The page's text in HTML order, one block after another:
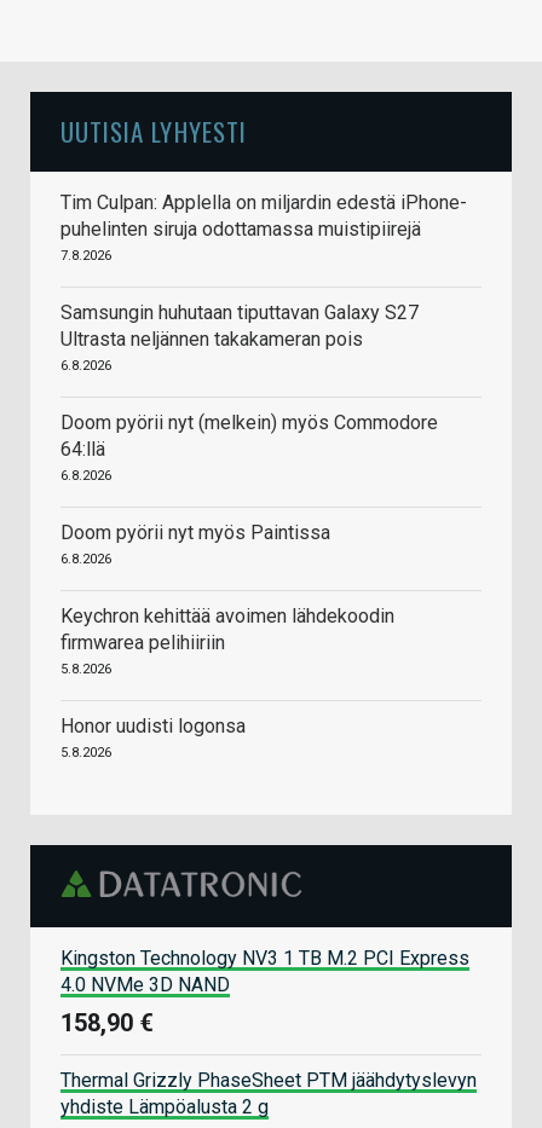
UUTISIA LYHYESTI
Tim Culpan: Applella on miljardin edestä iPhone-
puhelinten siruja odottamassa muistipiirejä
7.8.2026
Samsungin huhutaan tiputtavan Galaxy S27
Ultrasta neljännen takakameran pois
6.8.2026
Doom pyörii nyt (melkein) myös Commodore
64:llä
6.8.2026
Doom pyörii nyt myös Paintissa
6.8.2026
Keychron kehittää avoimen lähdekoodin
firmwarea pelihiiriin
5.8.2026
Honor uudisti logonsa
5.8.2026
Kingston Technology NV3 1 TB M.2 PCI Express
4.0 NVMe 3D NAND
158,90 €
Thermal Grizzly PhaseSheet PTM jäähdytyslevyn
yhdiste Lämpöalusta 2 g